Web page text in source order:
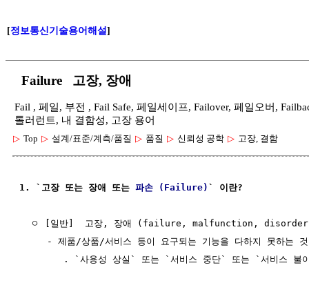
[정보통신기술용어해설]
Failure 고장, 장애
Fail , 페일, 부전 , Fail Safe, 페일세이프, Failover, 페일오버,
톨러런트, 내 결함성, 고장 용어
▷ Top ▷ 설계/표준/계측/품질 ▷ 품질 ▷ 신뢰성 공학 ▷ 고장, 결함
1. `고장 또는 장애 또는 파손 (Failure) ` 이란?
ㅇ [일반]  고장, 장애 (failure, malfunction,
- 제품/상품/서비스 등이 요구되는 기능을 다하지 못하는
. `사용성 상실` 또는 `서비스 중단` 또는 `서비스 불